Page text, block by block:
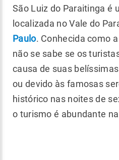
São Luiz do Paraitinga é
localizada no Vale do
Paulo. Conhecida como
não se sabe se os
causa de suas
ou devido às famosas
histórico nas noites de
o turismo é abundante